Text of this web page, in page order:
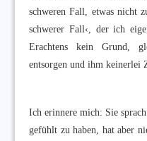
schweren Fall, etwas nicht
schwerer Fall‹, der ich
Erachtens kein Grund,
entsorgen und ihm keinerlei
Ich erinnere mich: Sie
gefühlt zu haben, hat aber